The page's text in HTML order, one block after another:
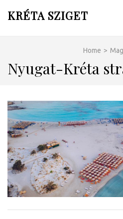
KRÉTA SZIGET
Home >
Nyugat-Kréta